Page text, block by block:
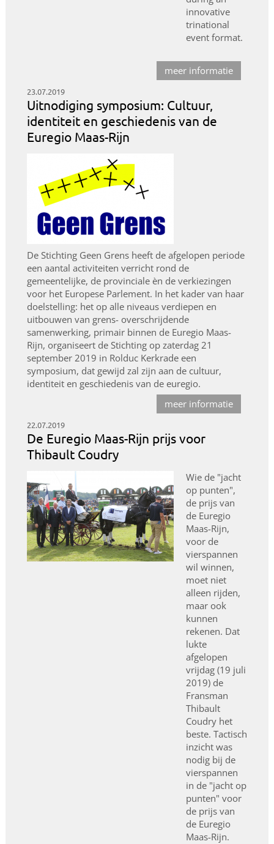
innovative
trinational
event format.
meer informatie
23.07.2019
Uitnodiging symposium: Cultuur,
identiteit en geschiedenis van de
Euregio Maas-Rijn
De Stichting Geen Grens heeft de afgelopen periode
een aantal activiteiten verricht rond de
gemeentelijke, de provinciale èn de verkiezingen
voor het Europese Parlement. In het kader van haar
doelstelling: het op alle niveaus verdiepen en
uitbouwen van grens- overschrijdende
samenwerking, primair binnen de Euregio Maas-
Rijn, organiseert de Stichting op zaterdag 21
september 2019 in Rolduc Kerkrade een
symposium, dat gewijd zal zijn aan de cultuur,
identiteit en geschiedenis van de euregio.
meer informatie
22.07.2019
De Euregio Maas-Rijn prijs voor
Thibault Coudry
Wie de "jacht
op punten",
de prijs van
de Euregio
Maas-Rijn,
voor de
vierspannen
wil winnen,
moet niet
alleen rijden,
maar ook
kunnen
rekenen. Dat
lukte
afgelopen
vrijdag (19 juli
2019) de
Fransman
Thibault
Coudry het
beste. Tactisch
inzicht was
nodig bij de
vierspannen
in de "jacht op
punten" voor
de prijs van
de Euregio
Maas-Rijn.